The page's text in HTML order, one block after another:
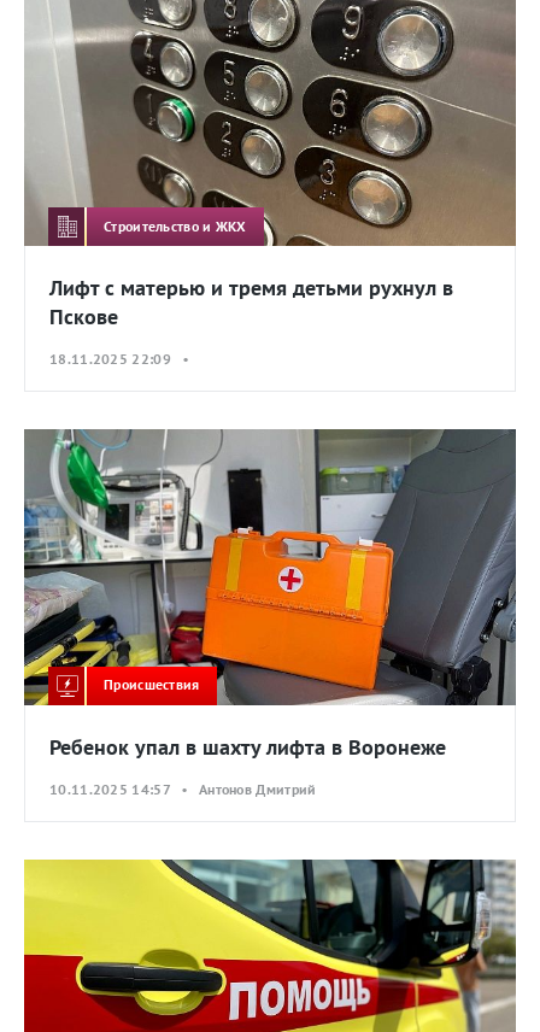
Строительство и ЖКХ
Лифт с матерью и тремя детьми рухнул в
Пскове
18.11.2025 22:09 •
Происшествия
Ребенок упал в шахту лифта в Воронеже
10.11.2025 14:57 • Антонов Дмитрий